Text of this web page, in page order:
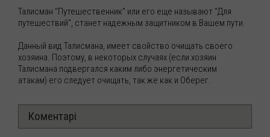
Талисман "Путешественник" или его еще называют "Для
путешествий", станет надежным защитником в Вашем пути.
Данный вид Талисмана, имеет свойство очищать своего
хозяина. Поэтому, в некоторых случаях (если хозяин
Талисмана подвергался каким либо энергетическим
атакам) его следует очищать, так же как и Оберег.
Коментарі